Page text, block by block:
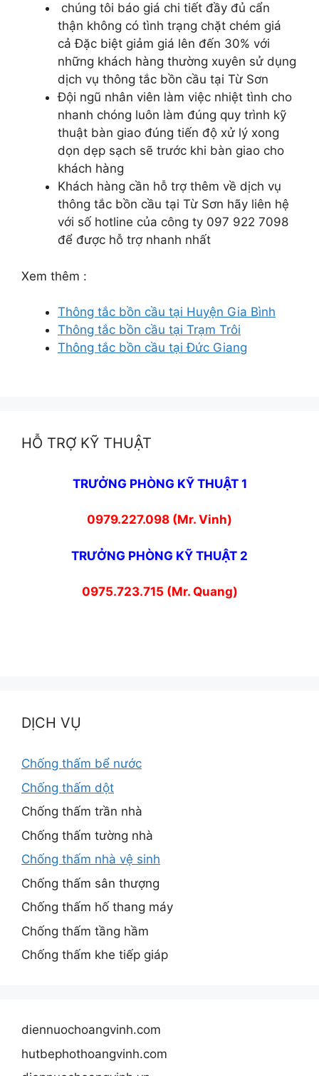
chúng tôi báo giá chi tiết đầy đủ cẩn
thận không có tình trạng chặt chém giá
cả Đặc biệt giảm giá lên đến 30% với
những khách hàng thường xuyên sử dụng
dịch vụ thông tắc bồn cầu tại Từ Sơn
Đội ngũ nhân viên làm việc nhiệt tình cho
nhanh chóng luôn làm đúng quy trình kỹ
thuật bàn giao đúng tiến độ xử lý xong
dọn dẹp sạch sẽ trước khi bàn giao cho
khách hàng
Khách hàng cần hỗ trợ thêm về dịch vụ
thông tắc bồn cầu tại Từ Sơn hãy liên hệ
với số hotline của công ty 097 922 7098
để được hỗ trợ nhanh nhất
Xem thêm :
Thông tắc bồn cầu tại Huyện Gia Bình
Thông tắc bồn cầu tại Trạm Trôi
Thông tắc bồn cầu tại Đức Giang
HỖ TRỢ KỸ THUẬT
TRƯỞNG PHÒNG KỸ THUẬT 1
0979.227.098 (Mr. Vinh)
TRƯỞNG PHÒNG KỸ THUẬT 2
0975.723.715 (Mr. Quang)
DỊCH VỤ
Chống thấm bể nước
Chống thấm dột
Chống thấm trần nhà
Chống thấm tường nhà
Chống thấm nhà vệ sinh
Chống thấm sân thượng
Chống thấm hố thang máy
Chống thấm tầng hầm
Chống thấm khe tiếp giáp
diennuochoangvinh.com
hutbephothoangvinh.com